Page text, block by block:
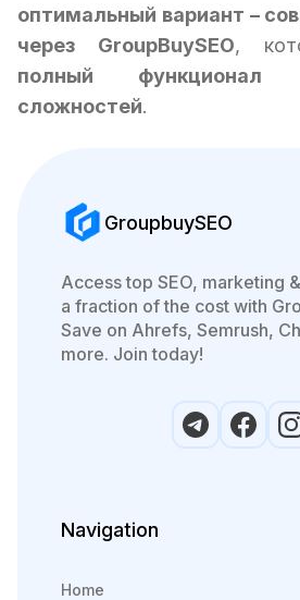
оптимальный вариант –
через GroupBuySEO,
полный функционал
сложностей.
GroupbuySEO
Access top SEO, marketing
a fraction of the cost with
Save on Ahrefs, Semrush,
more. Join today!
Navigation
Home